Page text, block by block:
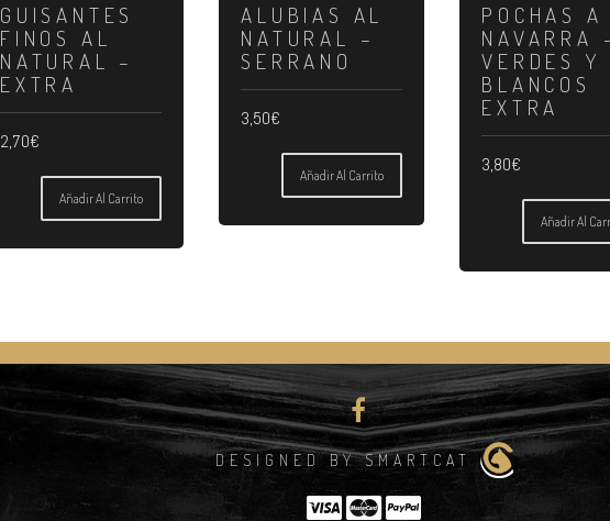
GUISANTES
FINOS AL
NATURAL –
EXTRA
2,70€
Añadir Al Carrito
ALUBIAS AL
NATURAL –
SERRANO
3,50€
Añadir Al Carrito
POCHAS
NAVARRA
VERDES Y
BLANCOS
EXTRA
3,80€
Añadir Al
DESIGNED BY SMARTCAT